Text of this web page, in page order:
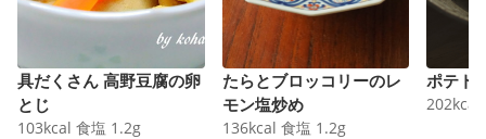
具だくさん 高野豆腐の卵
とじ
103kcal 食塩 1.2g
たらとブロッコリーのレ
モン塩炒め
136kcal 食塩 1.2g
ポテト
202kcal